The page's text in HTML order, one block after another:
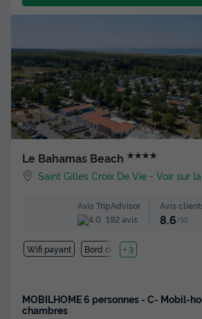
Le Bahamas Beach ★★★★
Saint Gilles Croix De Vie -Voir sur
Avis TripAdvisor
192 avis
Avis
8.6/10
Wifi payant Bord de mer
+ 3
MOBILHOME 6 personnes - C- Mobil-
chambres